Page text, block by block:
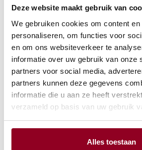
Deze website maakt gebruik van
We gebruiken cookies om content
personaliseren, om functies voor
en om ons websiteverkeer te
informatie over uw gebruik van onze
partners voor social media,
partners kunnen deze gegevens
informatie die u aan ze heeft
verzameld op basis van uw gebruik
Alles toestaan
IN WINKELWAGEN
Meer info